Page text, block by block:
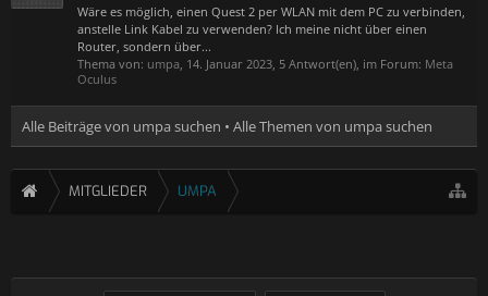
Wäre es möglich, einen Quest 2 per WLAN mit dem PC zu verbinden,
anstelle Link Kabel zu verwenden? Ich meine nicht über einen
Router, sondern über...
Thema von: umpa, 14. Januar 2023, 5 Antwort(en), im Forum: Meta
Oculus
Alle Beiträge von umpa suchen Alle Themen von umpa suchen
MITGLIEDER UMPA